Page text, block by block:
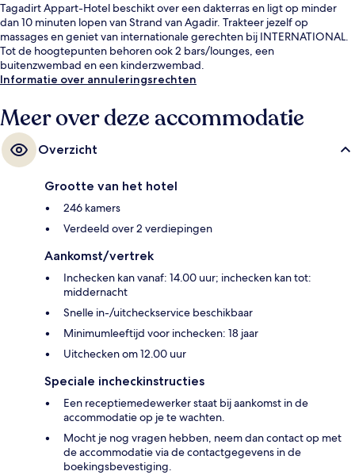
Tagadirt Appart-Hotel beschikt over een dakterras en ligt op minder
dan 10 minuten lopen van Strand van Agadir. Trakteer jezelf op
massages en geniet van internationale gerechten bij INTERNATIONAL.
Tot de hoogtepunten behoren ook 2 bars/lounges, een
buitenzwembad en een kinderzwembad.
Informatie over annuleringsrechten
Meer over deze accommodatie
Overzicht
Grootte van het hotel
246 kamers
Verdeeld over 2 verdiepingen
Aankomst/vertrek
Inchecken kan vanaf: 14.00 uur; inchecken kan tot:
middernacht
Snelle in-/uitcheckservice beschikbaar
Minimumleeftijd voor inchecken: 18 jaar
Uitchecken om 12.00 uur
Speciale incheckinstructies
Een receptiemedewerker staat bij aankomst in de
accommodatie op je te wachten.
Mocht je nog vragen hebben, neem dan contact op met
de accommodatie via de contactgegevens in de
boekingsbevestiging.